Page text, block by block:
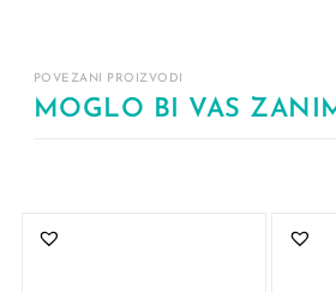
POVEZANI PROIZVODI
MOGLO BI VAS